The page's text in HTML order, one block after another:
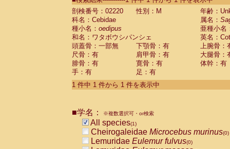
CebidaeSaguinus labiatus(0)
Cebidae Saguinus leucopus (0)
Cebidae
Cebidae
CebidaeSaguinus nigricollis (0)
Cebidae Saguinus oedipus
Cebidae Saguinus weddelli
Cebidae Saguinusspp.
Cebidae Aotus trivirgatus
Cebidae Cebus albifrons
CebidaeCebus nigrivittatus
CebidaeCebus
CebidaeSaimiri boliviensis(0)
CebidaeSaimiri sciureus(0)
剖検番号：02220
性別：M
年齢：
科名：Cebidae
属名：
種小名： oedipus
亜種小名
和名：ワタボウシパンシェ
英名：
頭蓋骨：一部無
下顎骨：有
上腕骨：
尺骨：有
肩甲骨：有
大腿骨：
腓骨：有
寛骨：有
体幹：有
手：有
足：有
1 件中 1 件から 1 件を表示中
■学名： ※複数選択可・or検索
All species(1)
Cheirogaleidae Microcebus murinus(0)
Lemuridae Eulemur fulvus(0)